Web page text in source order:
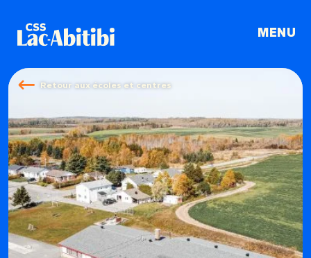
LA GRANDE SÉDUCTION
Retour aux écoles et centres